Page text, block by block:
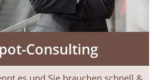
Consulting